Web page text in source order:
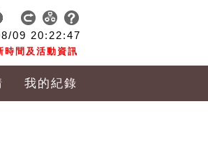
09 20:22:47
時間及活動資訊
我的紀錄